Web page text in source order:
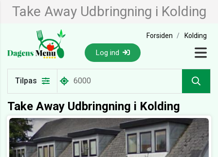
Take Away Udbringning i Kolding
Forsiden Kolding
Log ind
Tilpas
Take Away Udbringning i Kolding